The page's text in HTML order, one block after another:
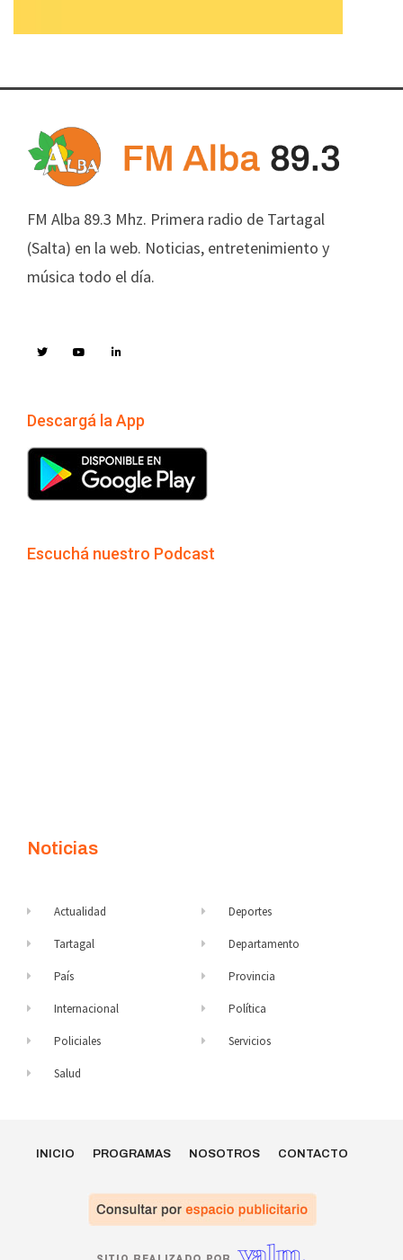
FM Alba 89.3 Mhz. Primera radio de Tartagal
(Salta) en la web. Noticias, entretenimiento y
música todo el día.
Descargá la App
Escuchá nuestro Podcast
Noticias
Actualidad
Tartagal
País
Internacional
Policiales
Salud
Deportes
Departamento
Provincia
Política
Servicios
INICIO PROGRAMAS NOSOTROS CONTACTO